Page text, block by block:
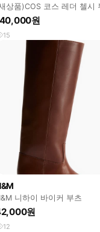
상품)COS 코스 레더 첼시
원
15
니하이 바이커 부츠
원
12